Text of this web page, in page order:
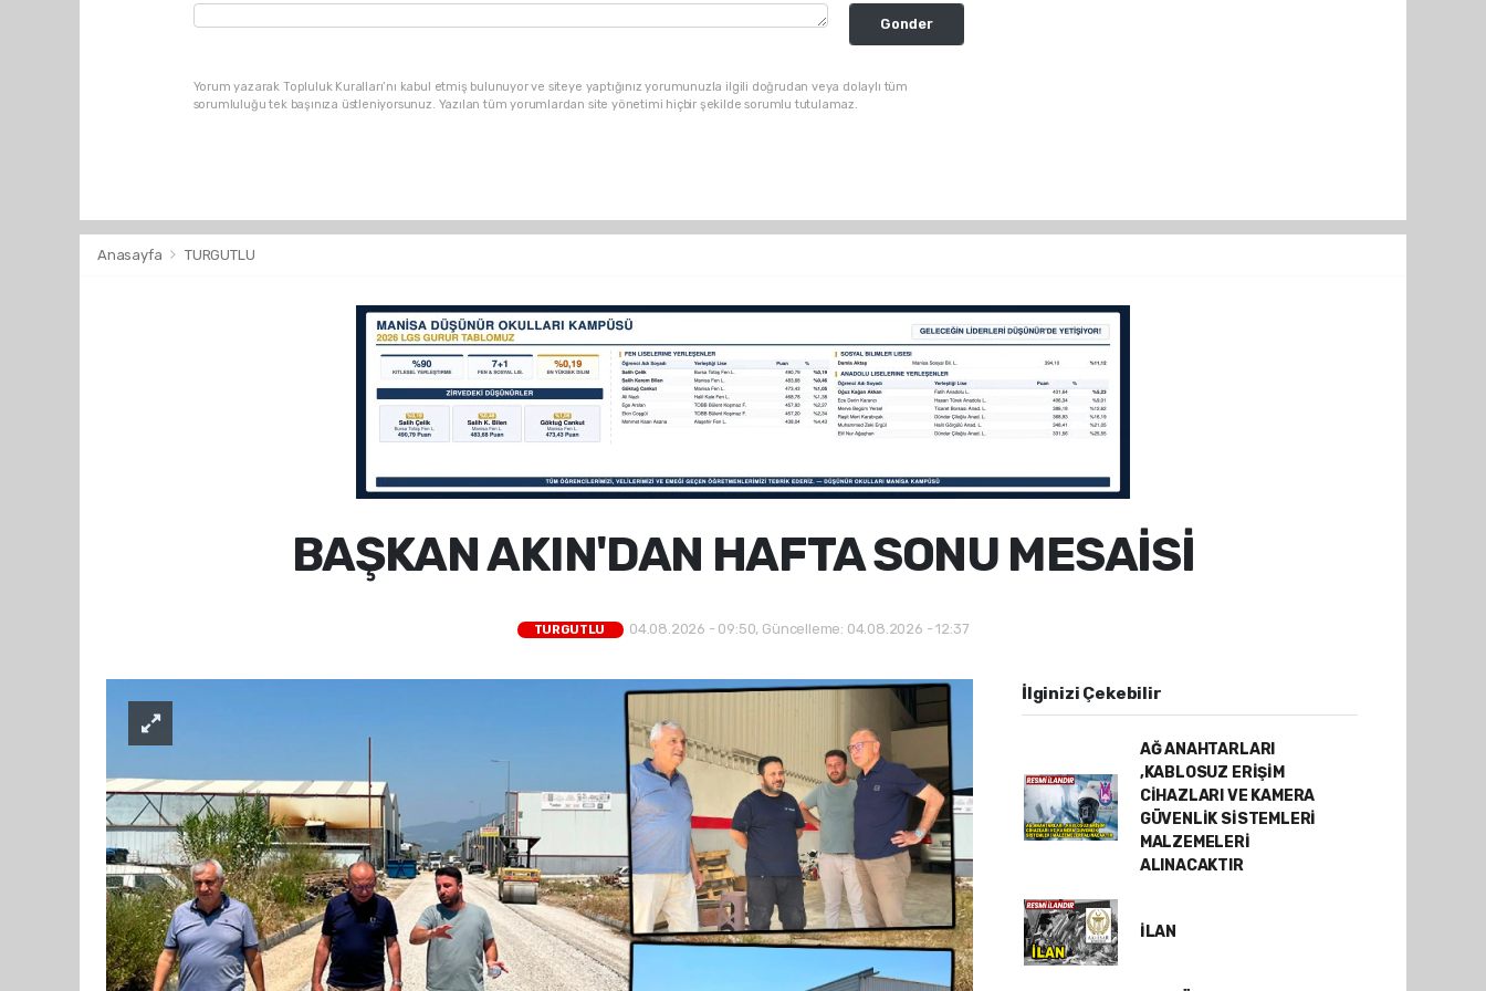
Gonder
Yorum yazarak Topluluk Kuralları’nı kabul etmiş bulunuyor ve siteye yaptığınız yorumunuzla ilgili doğrudan veya dolaylı tüm
sorumluluğu tek başınıza üstleniyorsunuz. Yazılan tüm yorumlardan site yönetimi hiçbir şekilde sorumlu tutulamaz.
Anasayfa TURGUTLU
BAŞKAN AKIN'DAN HAFTA SONU MESAİSİ
TURGUTLU 04.08.2026 - 09:50, Güncelleme: 04.08.2026 - 12:37
İlginizi Çekebilir
AĞ ANAHTARLARI
,KABLOSUZ ERİŞİM
CİHAZLARI VE KAMERA
GÜVENLİK SİSTEMLERİ
MALZEMELERİ
ALINACAKTIR
İLAN